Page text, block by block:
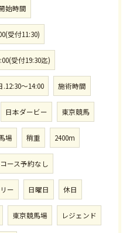
始時間
受付11:30)
受付19:30迄)
〜14:00 施術時間
日本ダービー 東京競馬
場 稍重 2400m
ース予約なし
ー 日曜日 休日
東京競馬場 レジェンド